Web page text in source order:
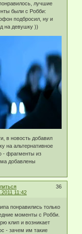
лучшие
были с Робби:
подбросил, ну и
на девушку ))
в новость добавил
на альтернативное
- фрагменты из
добавлены
36
11:42
понравились только
моменты с Робби.
клип и возникает
- зачем им такие